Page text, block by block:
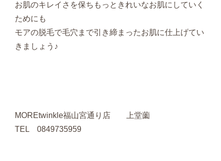
お肌のキレイさを保ちもっときれいなお肌にしていく
ためにも
モアの脱毛で毛穴まで引き締まったお肌に仕上げてい
きましょう♪
MOREtwinkle福山宮通り店 上堂薗
TEL 0849735959